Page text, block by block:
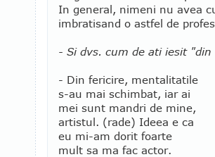
In general, nimeni nu avea
imbratisand o astfel de
- Si dvs. cum de ati iesit "din
- Din fericire, mentalitatile
s-au mai schimbat, iar ai
mei sunt mandri de mine,
artistul. (rade) Ideea e ca
eu mi-am dorit foarte
mult sa ma fac actor.